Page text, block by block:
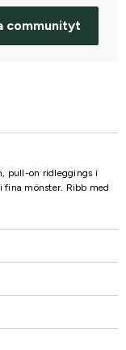
communityt
pull-on ridleggings i
fina mönster. Ribb med